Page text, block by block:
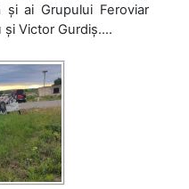
și ai Grupului Feroviar
și Victor Gurdiș....